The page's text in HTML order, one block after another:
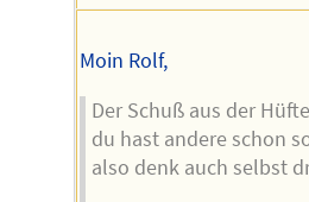
Moin Rolf,
Der Schuß aus der
du hast andere schon
also denk auch selbst